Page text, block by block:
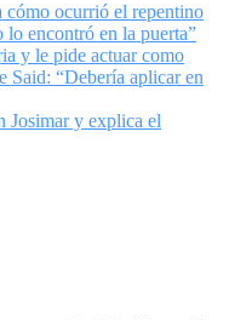
ocurrió el repentino
encontró en la puerta”
y le pide actuar como
Said: “Debería aplicar en
Josimar y explica el